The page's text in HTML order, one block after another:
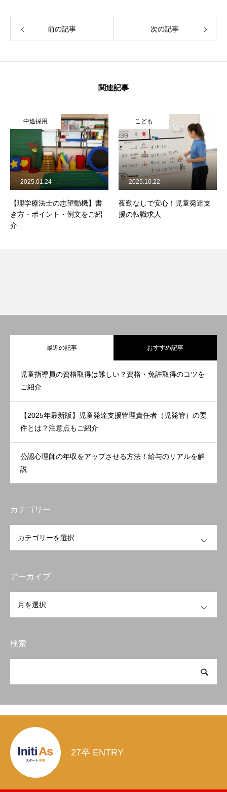
前の記事 次の記事
関連記事
中途採用
【理学療法士の志望動機】書
き方・ポイント・例文をご紹
介
2025.01.24
こども
夜勤なしで安心！児童発達支
援の転職求人
2025.10.22
最近の記事 おすすめ記事
児童指導員の資格取得は難しい？資格・免許取得のコツを
ご紹介
【2025年最新版】児童発達支援管理責任者（児発管）の要
件とは？注意点もご紹介
公認心理師の年収をアップさせる方法！給与のリアルを解
説
カテゴリー
アーカイブ
検索
27卒 ENTRY